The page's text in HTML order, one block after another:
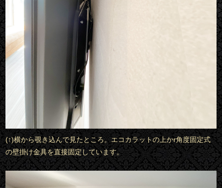
(↑)横から覗き込んで見たところ。エコカラットの上かr角度固定式
の壁掛け金具を直接固定しています。